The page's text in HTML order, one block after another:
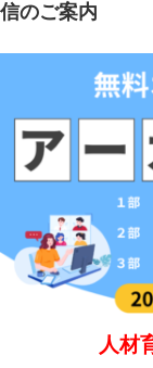
信のご案内
人材